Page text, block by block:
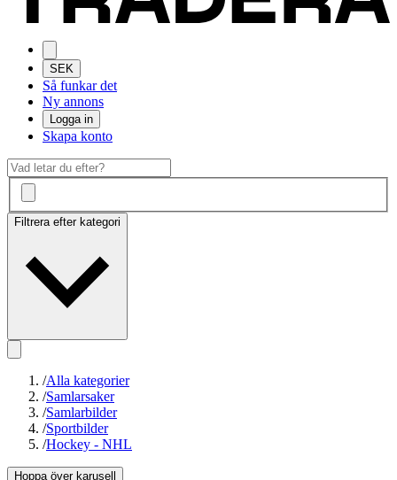
SEK
Så funkar det
Ny annons
Logga in
Skapa konto
Filtrera efter kategori
/Alla kategorier
/Samlarsaker
/Samlarbilder
/Sportbilder
/Hockey - NHL
Hoppa över karusell